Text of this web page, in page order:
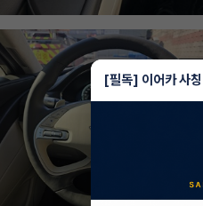
[필독] 이어카 사칭